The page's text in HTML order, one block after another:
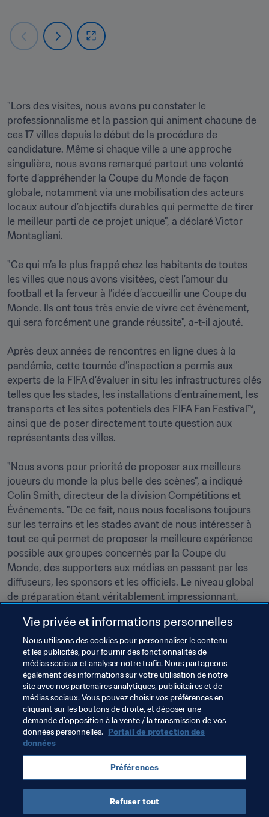
"Lors des visites, nous avons pu constater le
professionnalisme et la passion qui animent chacune de
ces 17 villes depuis le début de la procédure de
candidature. Même si chaque ville a une approche
singulière, nous avons remarqué partout une volonté
forte d’appréhender la Coupe du Monde de façon
globale, notamment via une mobilisation des acteurs
locaux autour d’objectifs durables qui permette de tirer
le meilleur parti de ce projet unique", a déclaré Victor
Montagliani.
"Ce qui m’a le plus frappé chez les habitants de toutes
les villes que nous avons visitées, c’est l’amour du
football et la ferveur à l’idée d’accueillir une Coupe du
Monde. Ils ont tous très envie de vivre cet événement,
qui sera forcément une grande réussite", a-t-il ajouté.
Après deux années de rencontres en ligne dues à la
pandémie, cette tournée d’inspection a permis aux
experts de la FIFA d’évaluer in situ les infrastructures clés
telles que les stades, les installations d’entraînement, les
transports et les sites potentiels des FIFA Fan Festival™,
ainsi que de poser directement toute question aux
représentants des villes.
"Nous avons pour priorité de proposer aux meilleurs
joueurs du monde la plus belle des scènes", a indiqué
Colin Smith, directeur de la division Compétitions et
Événements. "De ce fait, nous nous focalisons toujours
sur les terrains et les stades avant de nous intéresser à
tout ce qui permet de proposer la meilleure expérience
possible aux groupes concernés par la Coupe du
Monde, des supporters aux médias en passant par les
diffuseurs, les sponsors et les officiels. Le niveau global
de préparation étant véritablement impressionnant,
villes hôtes", a-t-il ajouté.
Les dernières villes candidates américaines, mexicaines
et canadiennes feront l’objet d’une visite à la fin du mois
de novembre, l’objectif étant d’effectuer une analyse
exhaustive et de finaliser cette procédure de sélection
au cours du premier ou deuxième trimestre 2022.
Thèmes en lien
Canada Concacaf Mexico USA
Vie privée et informations personnelles
Nous utilisons des cookies pour personnaliser le contenu
et les publicités, pour fournir des fonctionnalités de
médias sociaux et analyser notre trafic. Nous partageons
également des informations sur votre utilisation de notre
site avec nos partenaires analytiques, publicitaires et de
médias sociaux. Vous pouvez choisir vos préférences en
cliquant sur les boutons de droite, et déposer une
demande d’opposition à la vente / la transmission de vos
données personnelles. Portail de protection des
données
Préférences
Refuser tout